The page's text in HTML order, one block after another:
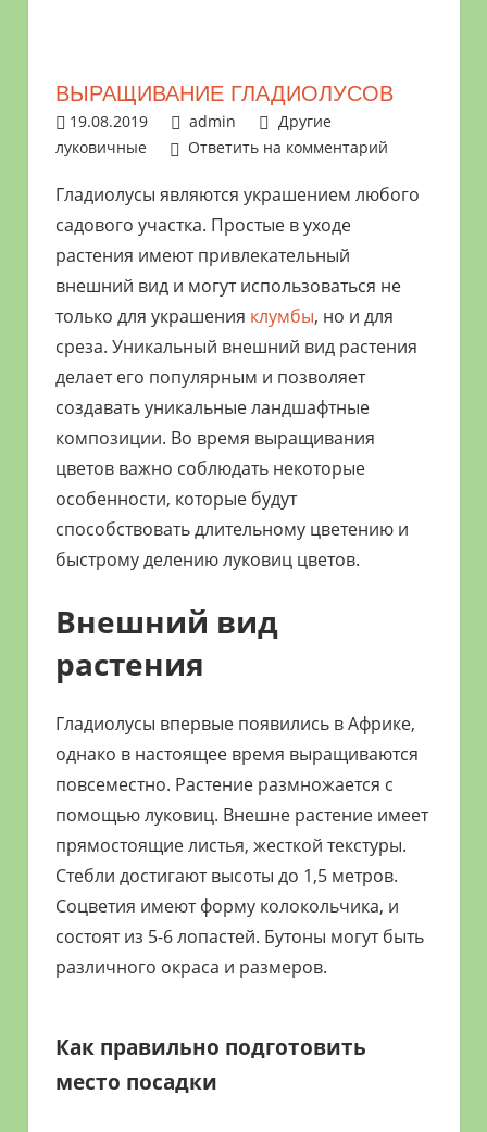
Поможем
обустройстве
дачного
участка
выращивании
урожая.
ВЫРАЩИВАНИЕ ГЛАДИОЛУСОВ
19.08.2019 admin
Другие
луковичные
Ответить на комментарий
Гладиолусы являются украшением любого
садового участка. Простые в уходе
растения имеют привлекательный
внешний вид и могут использоваться не
только для украшения клумбы, но и для
среза. Уникальный внешний вид растения
делает его популярным и позволяет
создавать уникальные ландшафтные
композиции. Во время выращивания
цветов важно соблюдать некоторые
особенности, которые будут
способствовать длительному цветению и
быстрому делению луковиц цветов.
Внешний вид
растения
Гладиолусы впервые появились в Африке,
однако в настоящее время выращиваются
повсеместно. Растение размножается с
помощью луковиц. Внешне растение имеет
прямостоящие листья, жесткой текстуры.
Стебли достигают высоты до 1,5 метров.
Соцветия имеют форму колокольчика, и
состоят из 5-6 лопастей. Бутоны могут быть
различного окраса и размеров.
Как правильно подготовить
место посадки